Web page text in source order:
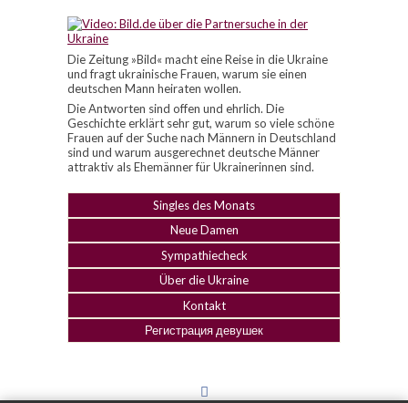
Die Zeitung »Bild« macht eine Reise in die Ukraine
und fragt ukrainische Frauen, warum sie einen
deutschen Mann heiraten wollen.
Die Antworten sind offen und ehrlich. Die
Geschichte erklärt sehr gut, warum so viele schöne
Frauen auf der Suche nach Männern in Deutschland
sind und warum ausgerechnet deutsche Männer
attraktiv als Ehemänner für Ukrainerinnen sind.
Singles des Monats
Neue Damen
Sympathiecheck
Über die Ukraine
Kontakt
Регистрация девушек